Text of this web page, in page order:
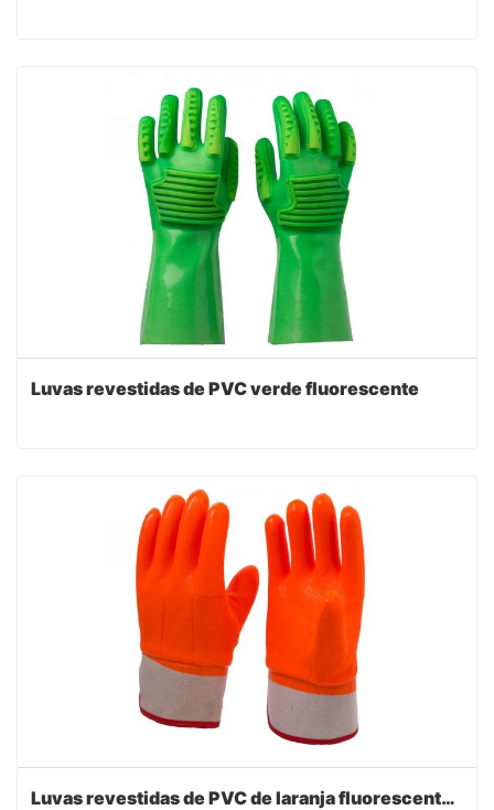
Luvas revestidas de PVC verde fluorescente
Luvas revestidas de PVC de laranja fluorescente anti-frio